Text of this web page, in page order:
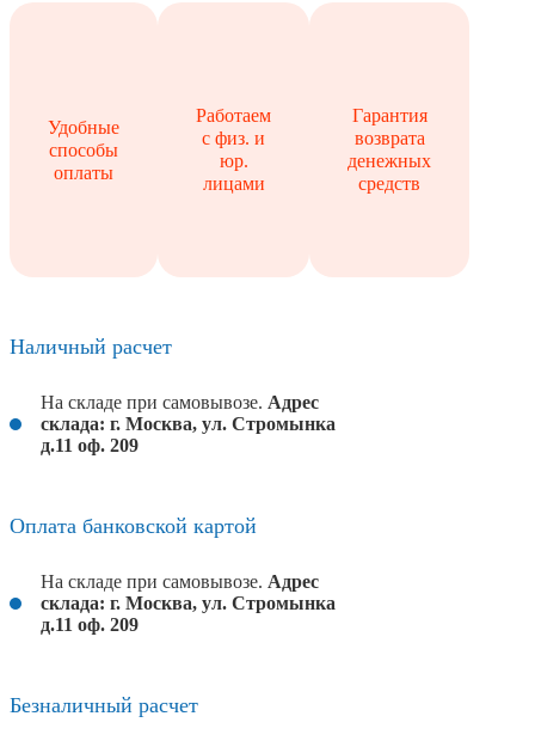
Удобные
способы
оплаты
Работаем
с физ. и
юр.
лицами
Гарантия
возврата
денежных
средств
Наличный расчет
На складе при самовывозе. Адрес
склада: г. Москва, ул. Стромынка
д.11 оф. 209
Оплата банковской картой
На складе при самовывозе. Адрес
склада: г. Москва, ул. Стромынка
д.11 оф. 209
Безналичный расчет